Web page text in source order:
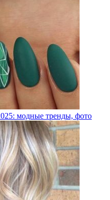
модные тренды, фото